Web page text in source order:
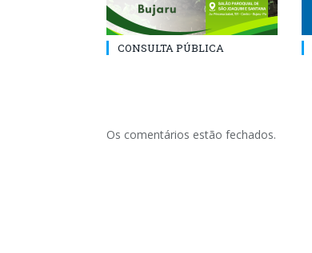
CONSULTA PÚBLICA
Os comentários estão fechados.